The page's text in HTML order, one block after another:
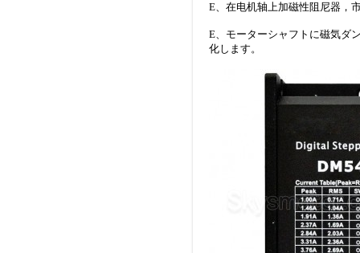
E、在电机轴上加磁性阻尼器，
E、モーターシャフトに磁気ダ
化します。